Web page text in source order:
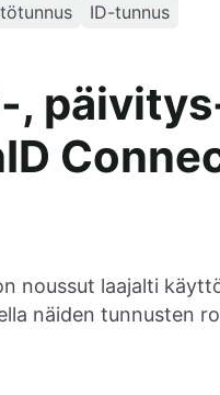
ID-tunnus
,
noussut laajalti
näiden tunnusten